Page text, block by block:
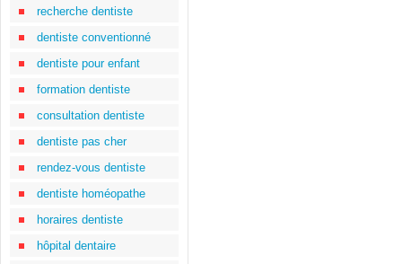
recherche dentiste
dentiste conventionné
dentiste pour enfant
formation dentiste
consultation dentiste
dentiste pas cher
rendez-vous dentiste
dentiste homéopathe
horaires dentiste
hôpital dentaire